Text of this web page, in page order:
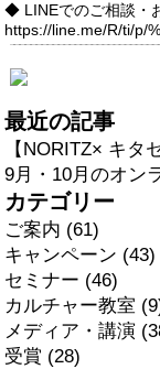
◆ LINEでのご相談・
https://line.me/R/ti/p/
最近の記事
【NORITZ× キタ
9月・10月のオン
カテゴリー
ご案内 (61)
キャンペーン (43)
セミナー (46)
カルチャー教室
メディア・講演
受賞 (28)